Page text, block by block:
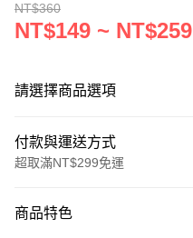
NT$360
NT$149 ~ NT$259
請選擇商品選項
付款與運送方式
超取滿NT$299免運
信用卡一次付款
商品特色